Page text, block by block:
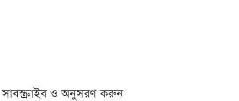
সাবস্ক্রাইব ও অনুসরণ করুন